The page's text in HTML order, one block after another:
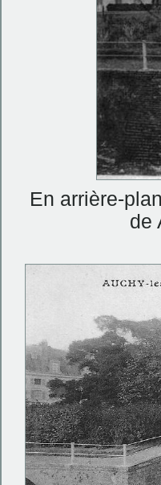
En arrière-
de